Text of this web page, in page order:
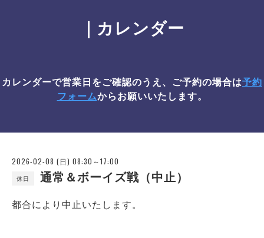
｜カレンダー
カレンダーで営業日をご確認のうえ、ご予約の場合は予約
フォームからお願いいたします。
2026-02-08 (日) 08:30～17:00
休日 通常＆ボーイズ戦（中止）
都合により中止いたします。